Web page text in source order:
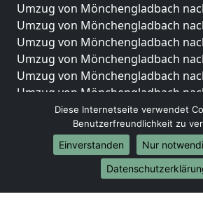
Umzug von Mönchengladbach
Umzug von Mönchengladbach
Umzug von Mönchengladbach
Umzug von Mönchengladbach
Umzug von Mönchengladbach
Umzug von Mönchengladbach
Umzug von Mönchengladbach
Umzug von Mönchengladbach
Internationale-Umzüge
Umzug von Mönchengladbach
Umzug von Mönchengladbach
Diese Internetseite verwendet
Benutzerfreundlichkeit zu
Einverstanden
Nur